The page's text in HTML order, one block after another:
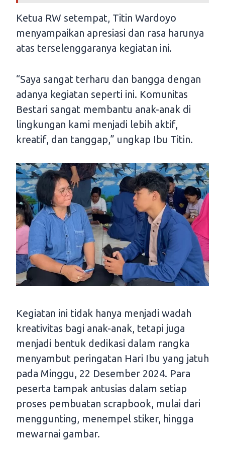
Ketua RW setempat, Titin Wardoyo
menyampaikan apresiasi dan rasa harunya
atas terselenggaranya kegiatan ini.
“Saya sangat terharu dan bangga dengan
adanya kegiatan seperti ini. Komunitas
Bestari sangat membantu anak-anak di
lingkungan kami menjadi lebih aktif,
kreatif, dan tanggap,” ungkap Ibu Titin.
Kegiatan ini tidak hanya menjadi wadah
kreativitas bagi anak-anak, tetapi juga
menjadi bentuk dedikasi dalam rangka
menyambut peringatan Hari Ibu yang jatuh
pada Minggu, 22 Desember 2024. Para
peserta tampak antusias dalam setiap
proses pembuatan scrapbook, mulai dari
menggunting, menempel stiker, hingga
mewarnai gambar.